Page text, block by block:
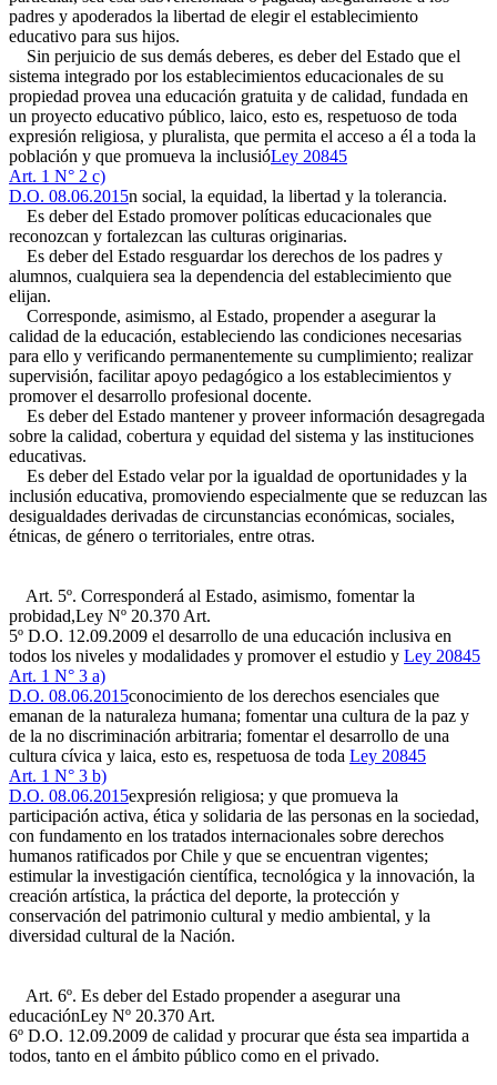
padres y apoderados la libertad de elegir el establecimiento
educativo para sus hijos.
Sin perjuicio de sus demás deberes, es deber del Estado que el
sistema integrado por los establecimientos educacionales de su
propiedad provea una educación gratuita y de calidad, fundada en
un proyecto educativo público, laico, esto es, respetuoso de toda
expresión religiosa, y pluralista, que permita el acceso a él a toda la
población y que promueva la inclusióLey 20845
Art. 1 N° 2 c)
D.O. 08.06.2015n social, la equidad, la libertad y la tolerancia.
Es deber del Estado promover políticas educacionales que
reconozcan y fortalezcan las culturas originarias.
Es deber del Estado resguardar los derechos de los padres y
alumnos, cualquiera sea la dependencia del establecimiento que
elijan.
Corresponde, asimismo, al Estado, propender a asegurar la
calidad de la educación, estableciendo las condiciones necesarias
para ello y verificando permanentemente su cumplimiento; realizar
supervisión, facilitar apoyo pedagógico a los establecimientos y
promover el desarrollo profesional docente.
Es deber del Estado mantener y proveer información desagregada
sobre la calidad, cobertura y equidad del sistema y las instituciones
educativas.
Es deber del Estado velar por la igualdad de oportunidades y la
inclusión educativa, promoviendo especialmente que se reduzcan las
desigualdades derivadas de circunstancias económicas, sociales,
étnicas, de género o territoriales, entre otras.
Art. 5º. Corresponderá al Estado, asimismo, fomentar la
probidad,Ley Nº 20.370 Art.
5º D.O. 12.09.2009 el desarrollo de una educación inclusiva en
todos los niveles y modalidades y promover el estudio y Ley 20845
Art. 1 N° 3 a)
D.O. 08.06.2015conocimiento de los derechos esenciales que
emanan de la naturaleza humana; fomentar una cultura de la paz y
de la no discriminación arbitraria; fomentar el desarrollo de una
cultura cívica y laica, esto es, respetuosa de toda Ley 20845
Art. 1 N° 3 b)
D.O. 08.06.2015expresión religiosa; y que promueva la
participación activa, ética y solidaria de las personas en la sociedad,
con fundamento en los tratados internacionales sobre derechos
humanos ratificados por Chile y que se encuentran vigentes;
estimular la investigación científica, tecnológica y la innovación, la
creación artística, la práctica del deporte, la protección y
conservación del patrimonio cultural y medio ambiental, y la
diversidad cultural de la Nación.
Art. 6º. Es deber del Estado propender a asegurar una
educaciónLey Nº 20.370 Art.
6º D.O. 12.09.2009 de calidad y procurar que ésta sea impartida a
todos, tanto en el ámbito público como en el privado.